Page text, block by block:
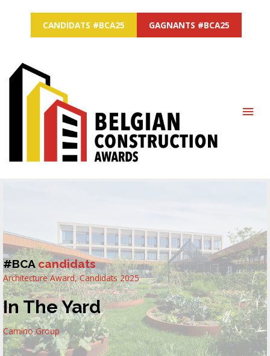
CANDIDATS #BCA25 GAGNANTS #BCA25
#BCA candidats
Architecture Award,Candidats 2025
In The Yard
Camino Group